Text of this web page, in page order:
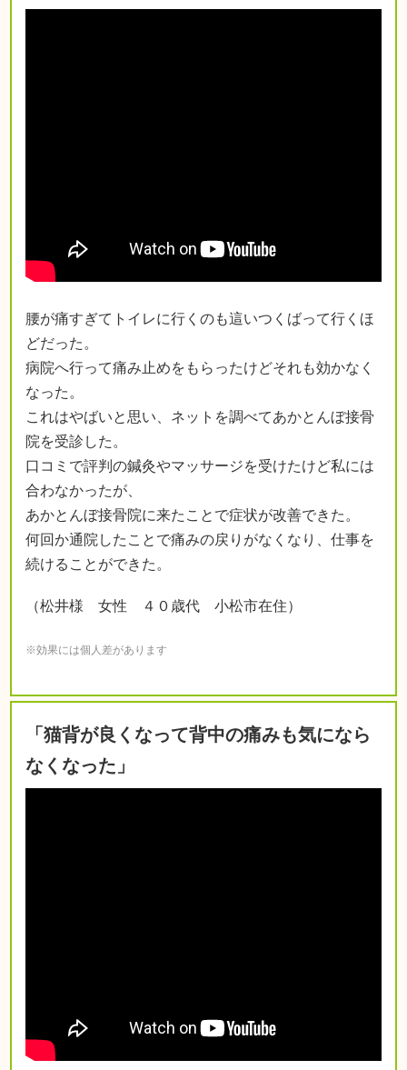
腰が痛すぎてトイレに行くのも這いつくばって行くほ
どだった。
病院へ行って痛み止めをもらったけどそれも効かなく
なった。
これはやばいと思い、ネットを調べてあかとんぼ接骨
院を受診した。
口コミで評判の鍼灸やマッサージを受けたけど私には
合わなかったが、
あかとんぼ接骨院に来たことで症状が改善できた。
何回か通院したことで痛みの戻りがなくなり、仕事を
続けることができた。
（松井様 女性 ４０歳代 小松市在住）
※効果には個人差があります
「猫背が良くなって背中の痛みも気になら
なくなった」